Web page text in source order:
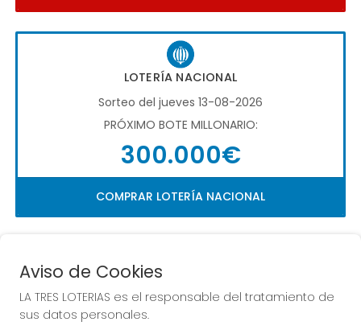
LOTERÍA NACIONAL
Sorteo del jueves 13-08-2026
PRÓXIMO BOTE MILLONARIO:
300.000€
COMPRAR LOTERÍA NACIONAL
Aviso de Cookies
LA TRES LOTERIAS es el responsable del tratamiento de
sus datos personales.